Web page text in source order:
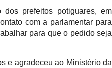
prefeitos potiguares, em
com a parlamentar para
para que o pedido seja
e agradeceu ao Ministério da